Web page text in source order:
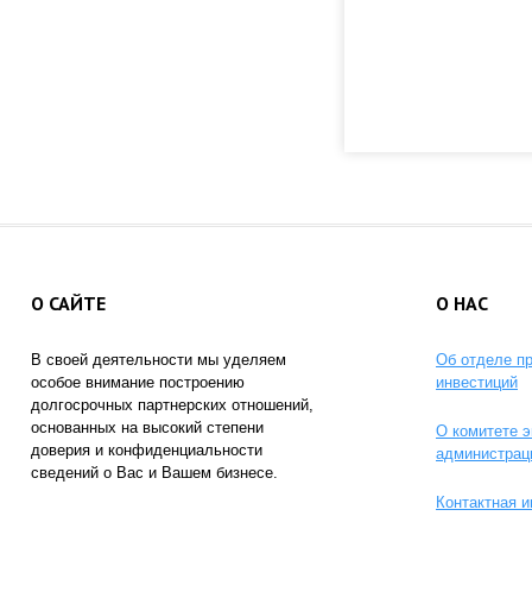
О САЙТЕ
В своей деятельности мы уделяем
особое внимание построению
долгосрочных партнерских отношений,
основанных на высокий степени
доверия и конфиденциальности
сведений о Вас и Вашем бизнесе.
О НАС
Об отделе
инвестиций
О комитете
Контактная